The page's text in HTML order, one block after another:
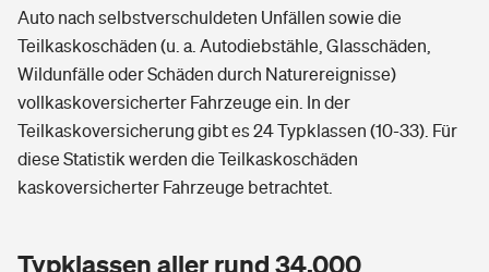
Auto nach selbstverschuldeten Unfällen sowie die
Teilkaskoschäden (u. a. Autodiebstähle, Glasschäden,
Wildunfälle oder Schäden durch Naturereignisse)
vollkaskoversicherter Fahrzeuge ein. In der
Teilkaskoversicherung gibt es 24 Typklassen (10-33). Für
diese Statistik werden die Teilkaskoschäden
kaskoversicherter Fahrzeuge betrachtet.
Typklassen aller rund 34.000